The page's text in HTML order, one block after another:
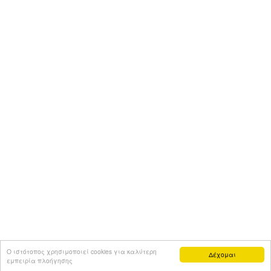
Δέχομαι
Ο ιστότοπος χρησιμοποιεί cookies για καλύτερη
εμπειρία πλοήγησης